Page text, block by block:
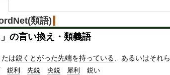
類語)
」の言い換え・類義語
は鋭くとがった先端を持っている、あるいはそれら
鋭利 先鋭 尖鋭 犀利 鋭い